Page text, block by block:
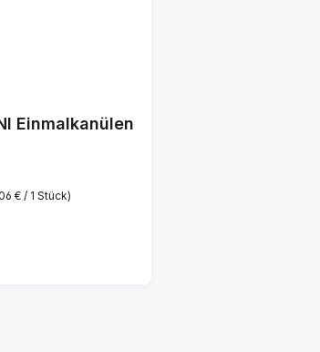
Einmalkanülen
€ / 1 Stück)